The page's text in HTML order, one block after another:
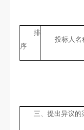
排
序
投标人名
三、提出异议的